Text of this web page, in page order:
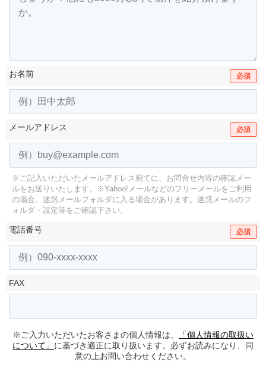
お名前 必須
メールアドレス 必須
※ご記入いただいたメールアドレス宛てに、お問合せ内容の確認メー
ルをお送りいたします。
※Yahoo!メールなどのフリーメールをご利用
の場合、迷惑メールフォルダに入る場合があります。 迷惑メールのフ
ォルダ・設定等をご確認下さい。
電話番号 必須
FAX
※ご入力いただいたお客さまの個人情報は、
「個人情報の取扱い
について」 に基づき適正に取り扱います。必ずお読みになり、同
意の上お問い合わせください。